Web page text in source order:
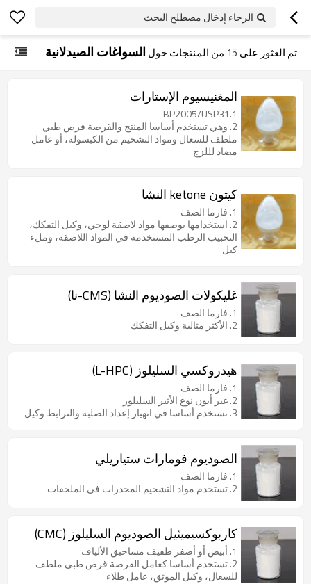
الرجاء إدخال مصطلح البحث
تم العثور على 15 من المنتجات حول السواغات الصيدلانية
المغنيسيوم الإستارات
1.BP2005/USP31
2. وهي تستخدم أساسا المنتج والقرصة قرص طبي
ملطف للسعال ومواد التشحيم من الكبسولة، أو عامل
مضاد لللزج
كيتون ketone النشا
1. فارما الصف
2. استخدامها بوصفها مواد لاصقة لوحي، وكيل التفكك،
التحبيب الرطب المستخدمة في المواد اللاصقة، وملء
كيل
غليكولات الصوديوم النشا (CMS-نا)
1. فارما الصف
2. الأكثر مثالية وكيل التفكك
هيدروكسي السليلوز (L-HPC)
1. فارما الصف
2. غير أيون نوع الأثير السليلوز
3. تستخدم أساسا في انهيار إعداد الصلبة والترابط وكيل
الصوديوم فومارات ستياريلي
1. فارما الصف
2. تستخدم مواد التشحيم المخدرات في الملحقات
كاربوكسيميثيل الصوديوم السليلوز (CMC)
1. أبيض أو أصفر طفيف مساحيق الألياف
2. تستخدم أساسا كعامل القرصة قرص طبي ملطف
للسعال، وكيل الموثق، عامل طلاء